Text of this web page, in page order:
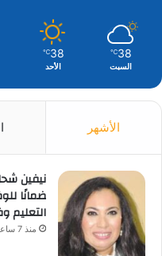
38
℃
السبت
38
℃
الأحد
الأشهر
نيفين
ضمانًا
التعليم
منذ 7 ساعات